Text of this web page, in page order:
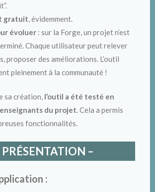
gratuit, évidemment.
évoluer : sur la Forge, un projet n’est
Chaque utilisateur peut relever
proposer des améliorations. L’outil
pleinement à la communauté !
sa création, l’outil a été testé en
du projet. Cela a permis
fonctionnalités.
PRÉSENTATION –
: